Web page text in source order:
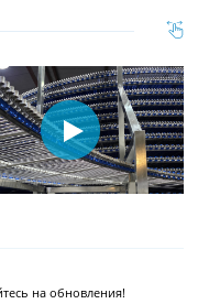
на обновления!